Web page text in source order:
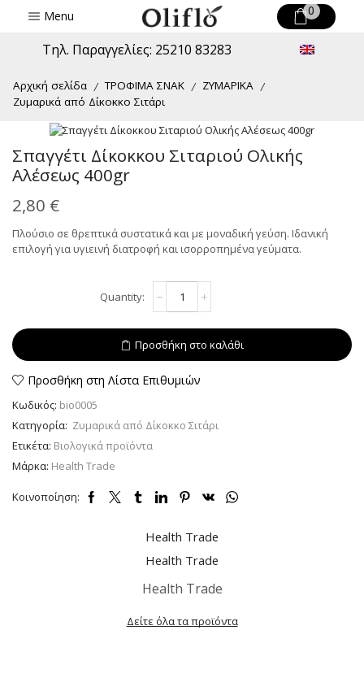
Menu 0
Τηλ. Παραγγελίες: 25210 83283
Αρχική σελίδα / ΤΡΟΦΙΜΑ ΣΝΑΚ / ΖΥΜΑΡΙΚΑ /
Ζυμαρικά από Δίκοκκο Σιτάρι
Σπαγγέτι Δίκοκκου Σιταριού Ολικής
Αλέσεως 400gr
2,80 €
Πλούσιο σε θρεπτικά συστατικά και με μοναδική γεύση. Ιδανική
επιλογή για υγιεινή διατροφή και ισορροπημένα γεύματα.
Δίκοκκου
Σιταριού
Ολικής
Αλέσεως
400gr
ποσότητα
Προσθήκη στο καλάθι
Προσθήκη στη Λίστα Επιθυμιών
Κωδικός: bio0005
Κατηγορία: Ζυμαρικά από Δίκοκκο Σιτάρι
Ετικέτα: Βιολογικά προϊόντα
Μάρκα: Health Trade
Κοινοποίηση:
Health Trade
Health Trade
Health Trade
Δείτε όλα τα προϊόντα